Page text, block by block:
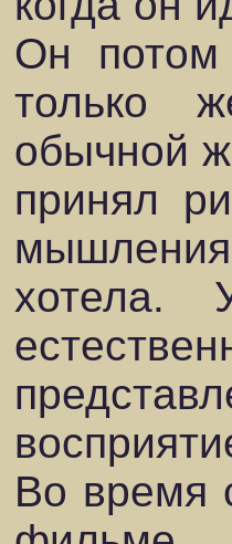
Он потом
только
обычной
принял
хотела.
Во время